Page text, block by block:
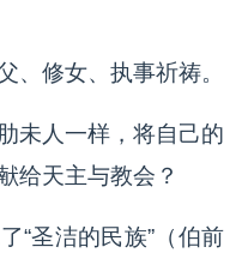
、修女、执事祈祷。
未人一样，将自己的
给天主与教会？
“圣洁的民族”（伯前